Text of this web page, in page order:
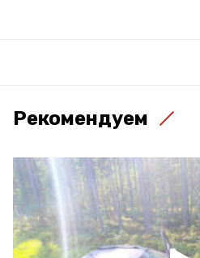
Рекомендуем